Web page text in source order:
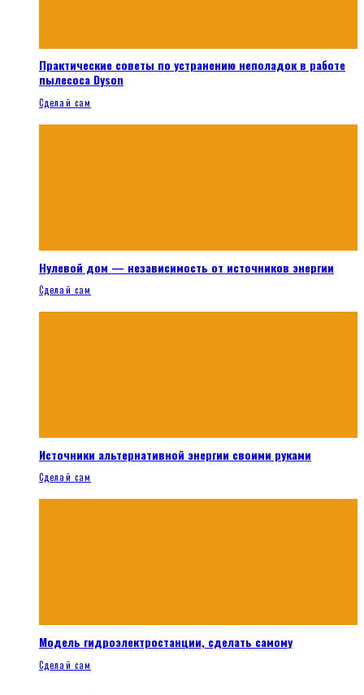
Практические советы по устранению неполадок в работе
пылесоса Dyson
Сделай сам
Нулевой дом — независимость от источников энергии
Сделай сам
Источники альтернативной энергии своими руками
Сделай сам
Модель гидроэлектростанции, сделать самому
Сделай сам